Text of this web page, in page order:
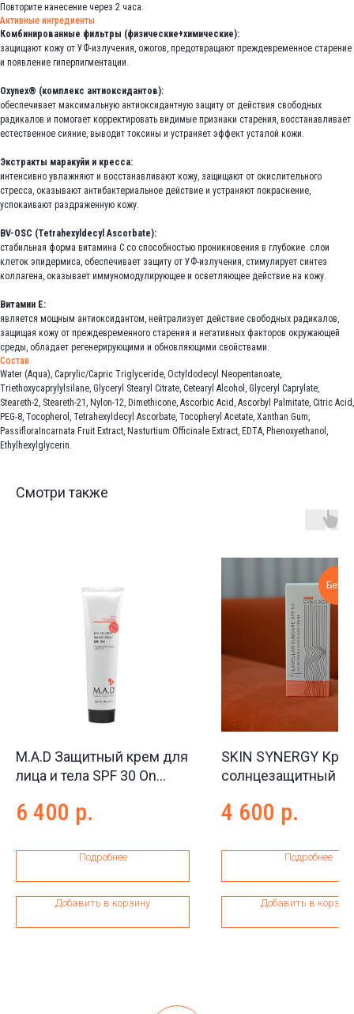
Повторите нанесение через 2 часа.
Активные ингредиенты
Комбинированные фильтры (физические+химические):
защищают кожу от УФ-излучения, ожогов, предотвращают преждевременное старение
и появление гиперпигментации.
Oxynex® (комплекс антиоксидантов):
обеспечивает максимальную антиоксидантную защиту от действия свободных
радикалов и помогает корректировать видимые признаки старения, восстанавливает
естественное сияние, выводит токсины и устраняет эффект усталой кожи.
Экстракты маракуйи и кресса:
интенсивно увлажняют и восстанавливают кожу, защищают от окислительного
стресса, оказывают антибактериальное действие и устраняют покраснение,
успокаивают раздраженную кожу.
BV-OSC (Tetrahexyldecyl Ascorbate):
стабильная форма витамина С со способностью проникновения в глубокие слои
клеток эпидермиса, обеспечивает защиту от УФ-излучения, стимулирует синтез
коллагена, оказывает иммуномодулирующее и осветляющее действие на кожу.
Витамин Е:
является мощным антиоксидантом, нейтрализует действие свободных радикалов,
защищая кожу от преждевременного старения и негативных факторов окружающей
среды, обладает регенерирующими и обновляющими свойствами.
Состав
Water (Aqua), Caprylic/Capric Triglyceride, Octyldodecyl Neopentanoate,
Triethoxycaprylylsilane, Glyceryl Stearyl Citrate, Cetearyl Alcohol, Glyceryl Caprylate,
Steareth-2, Steareth-21, Nylon-12, Dimethicone, Ascorbic Acid, Ascorbyl Palmitate, Citric Acid,
PEG-8, Tocopherol, Tetrahexyldecyl Ascorbate, Tocopheryl Acetate, Xanthan Gum,
PassifloraIncarnata Fruit Extract, Nasturtium Officinale Extract, EDTA, Phenoxyethanol,
Ethylhexylglycerin.
Смотри также
M.A.D Защитный крем для
лица и тела SPF 30 On
120 г
6 400 р.
Подробнее
Добавить в корзину
SKIN SYNERGY
солнцезащитный
мл
4 600 р.
Подробнее
Добавить в